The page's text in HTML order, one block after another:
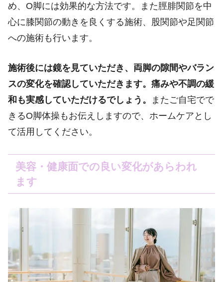
め、O脚には効果的な方法です。また脛腓関節を中
心に膝関節の動きを良くする施術、股関節や足関節
への施術も行います。
施術後には鏡を見ていただき、両脚の隙間やバラン
スの変化を確認していただきます。痛みや不調の緩
和も実感していただけるでしょう。
またご自宅でで
きるO脚体操もお伝えしますので、ホームケアとし
て活用してください。
美容・健康面での良い変化があらわれ
ます